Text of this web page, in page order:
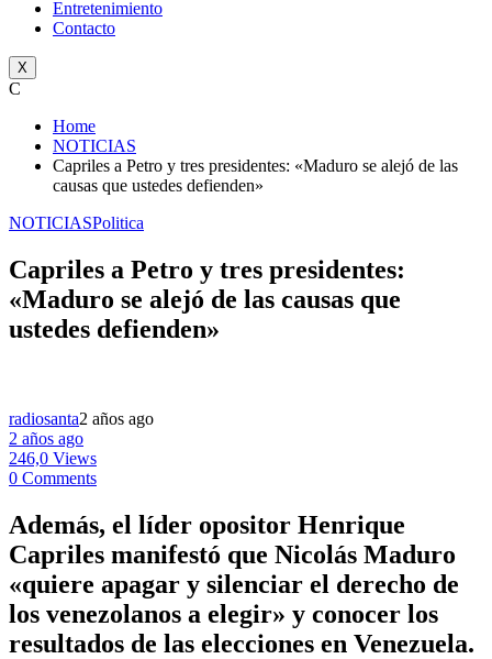
Entretenimiento
Contacto
X
C
Home
NOTICIAS
Capriles a Petro y tres presidentes: «Maduro se alejó de las
causas que ustedes defienden»
NOTICIASPolitica
Capriles a Petro y tres presidentes:
«Maduro se alejó de las causas que
ustedes defienden»
radiosanta2 años ago
2 años ago
246,0 Views
0 Comments
Además, el líder opositor Henrique
Capriles manifestó que Nicolás Maduro
«quiere apagar y silenciar el derecho de
los venezolanos a elegir» y conocer los
resultados de las elecciones en Venezuela.